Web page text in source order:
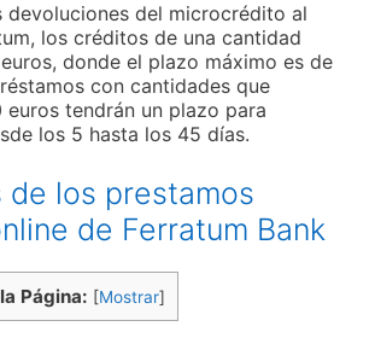
devoluciones del microcrédito al
los créditos de una cantidad
donde el plazo máximo es de
con cantidades que
euros tendrán un plazo para
los 5 hasta los 45 días.
de los prestamos
de Ferratum Bank
Página: [Mostrar]